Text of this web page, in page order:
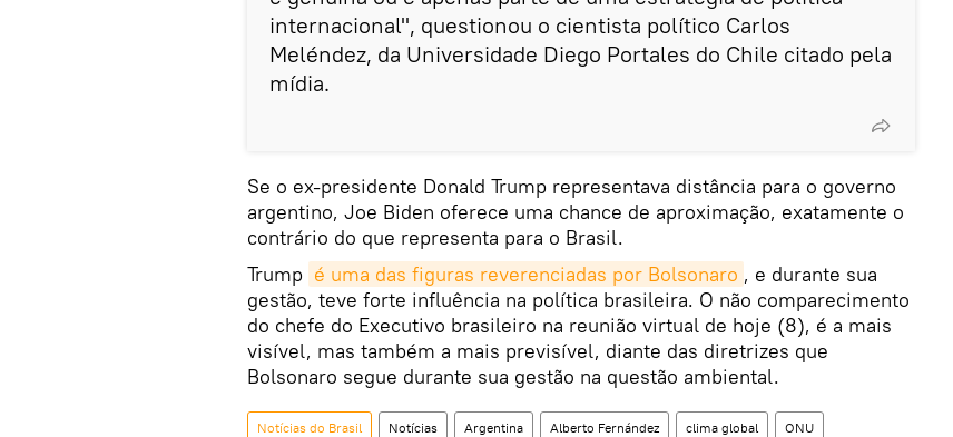
internacional", questionou o cientista político Carlos
Meléndez, da Universidade Diego Portales do Chile citado pela
mídia.
Se o ex-presidente Donald Trump representava distância para o governo
argentino, Joe Biden oferece uma chance de aproximação, exatamente o
contrário do que representa para o Brasil.
Trump é uma das figuras reverenciadas por Bolsonaro , e durante sua
gestão, teve forte influência na política brasileira. O não comparecimento
do chefe do Executivo brasileiro na reunião virtual de hoje (8), é a mais
visível, mas também a mais previsível, diante das diretrizes que
Bolsonaro segue durante sua gestão na questão ambiental.
Notícias do Brasil Notícias Argentina Alberto Fernández clima global ONU